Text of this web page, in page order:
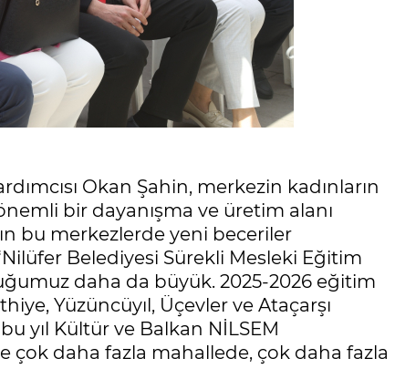
Okan Şahin, merkezin kadınların
bir dayanışma ve üretim alanı
bu merkezlerde yeni beceriler
Belediyesi Sürekli Mesleki Eğitim
daha da büyük. 2025-2026 eğitim
Yüzüncüyıl, Üçevler ve Ataçarşı
yıl Kültür ve Balkan NİLSEM
çok daha fazla mahallede, çok daha fazla